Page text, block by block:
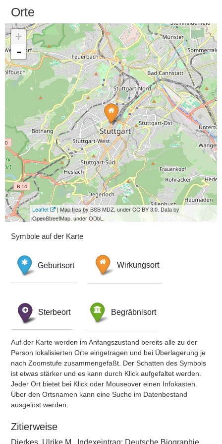
Orte
+
-
Leaflet
| Map tiles by BSB MDZ, under CC BY 3.0. Data by
OpenStreetMap, under ODbL.
Symbole auf der Karte
Geburtsort Wirkungsort
Sterbeort Begräbnisort
Auf der Karte werden im Anfangszustand bereits alle zu der
Person lokalisierten Orte eingetragen und bei Überlagerung je
nach Zoomstufe zusammengefaßt. Der Schatten des Symbols
ist etwas stärker und es kann durch Klick aufgefaltet werden.
Jeder Ort bietet bei Klick oder Mouseover einen Infokasten.
Über den Ortsnamen kann eine Suche im Datenbestand
ausgelöst werden.
Zitierweise
Dierkes, Ulrike M., Indexeintrag: Deutsche Biographie,